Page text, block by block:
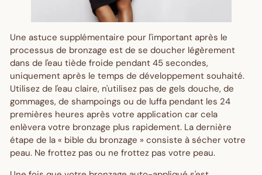
Une astuce supplémentaire pour l'important après le
processus de bronzage est de se doucher légèrement
dans de l'eau tiède froide pendant 45 secondes,
uniquement après le temps de développement souhaité.
Utilisez de l'eau claire, n'utilisez pas de gels douche, de
gommages, de shampoings ou de luffa pendant les 24
premières heures après votre application car cela
enlèvera votre bronzage plus rapidement. La dernière
étape de la « bible du bronzage » consiste à sécher votre
peau. Ne frottez pas ou ne frottez pas votre peau.